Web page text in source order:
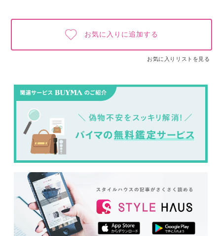
お気に入りに追加する
お気に入りリストを見る